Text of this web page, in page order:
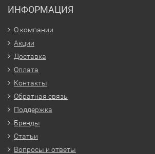
ИНФОРМАЦИЯ
О компании
Акции
Доставка
Оплата
Контакты
Обратная связь
Поддержка
Бренды
Статьи
Вопросы и ответы